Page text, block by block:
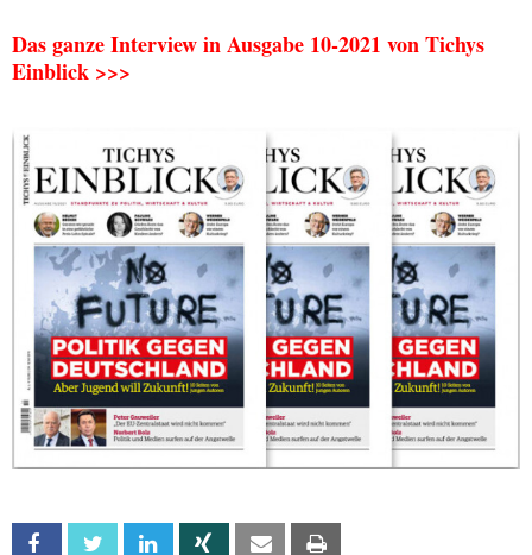
Das ganze Interview in Ausgabe 10-2021 von Tichys
Einblick >>>
Facebook Twitter Linkedin Xing Email